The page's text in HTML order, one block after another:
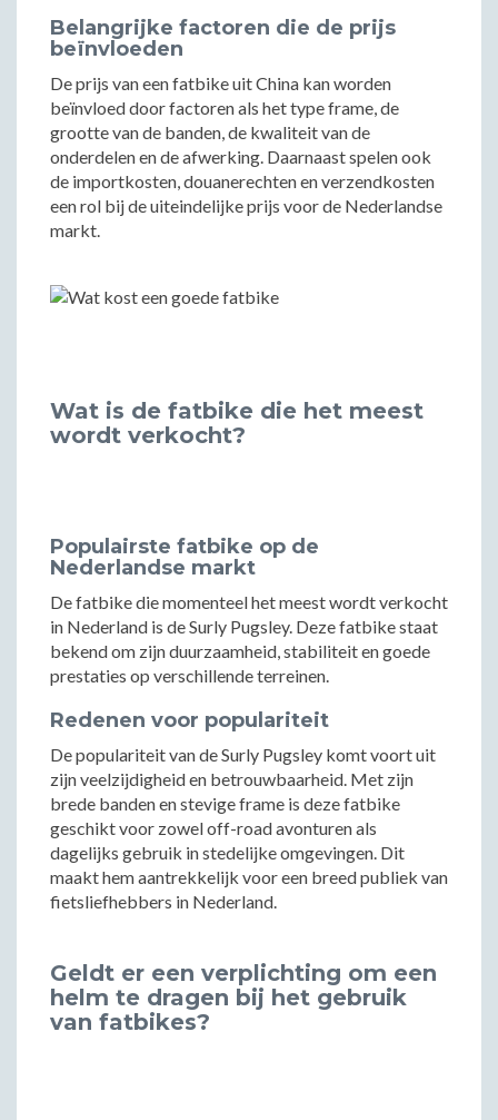
Belangrijke factoren die de prijs
beïnvloeden
De prijs van een fatbike uit China kan worden
beïnvloed door factoren als het type frame, de
grootte van de banden, de kwaliteit van de
onderdelen en de afwerking. Daarnaast spelen ook
de importkosten, douanerechten en verzendkosten
een rol bij de uiteindelijke prijs voor de Nederlandse
markt.
Wat is de fatbike die het meest
wordt verkocht?
Populairste fatbike op de
Nederlandse markt
De fatbike die momenteel het meest wordt verkocht
in Nederland is de Surly Pugsley. Deze fatbike staat
bekend om zijn duurzaamheid, stabiliteit en goede
prestaties op verschillende terreinen.
Redenen voor populariteit
De populariteit van de Surly Pugsley komt voort uit
zijn veelzijdigheid en betrouwbaarheid. Met zijn
brede banden en stevige frame is deze fatbike
geschikt voor zowel off-road avonturen als
dagelijks gebruik in stedelijke omgevingen. Dit
maakt hem aantrekkelijk voor een breed publiek van
fietsliefhebbers in Nederland.
Geldt er een verplichting om een
helm te dragen bij het gebruik
van fatbikes?